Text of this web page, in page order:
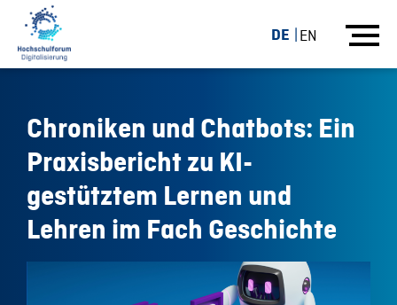
DE EN
Chroniken und Chatbots: Ein
Praxisbericht zu KI-
gestütztem Lernen und
Lehren im Fach Geschichte